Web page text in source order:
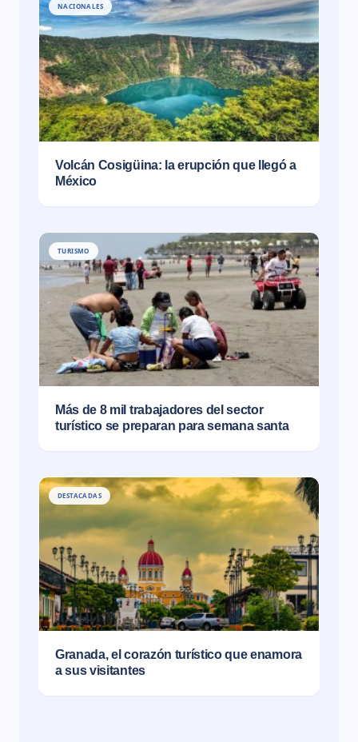
NACIONALES
Volcán Cosigüina: la erupción que llegó a
México
TURISMO
Más de 8 mil trabajadores del sector
turístico se preparan para semana santa
DESTACADAS
Granada, el corazón turístico que enamora
a sus visitantes